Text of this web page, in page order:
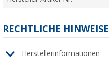
RECHTLICHE HINWEISE
Herstellerinformationen